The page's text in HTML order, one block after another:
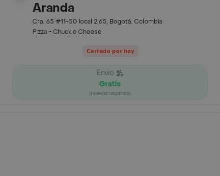
Aranda
Cra. 65 #11-50 local 2 65, Bogotá, Colombia
Pizza - Chuck e Cheese
Cerrado por hoy
Envío
Gratis
(nuevos usuarios)